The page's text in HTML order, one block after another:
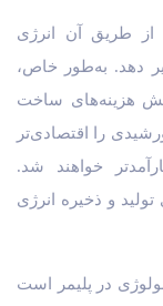
از طریق آن انرژی
دهد. به‌طور خاص،
هزینه‌های ساخت
را اقتصادی‌تر
خواهند شد.
و ذخیره انرژی
در پلیمر است